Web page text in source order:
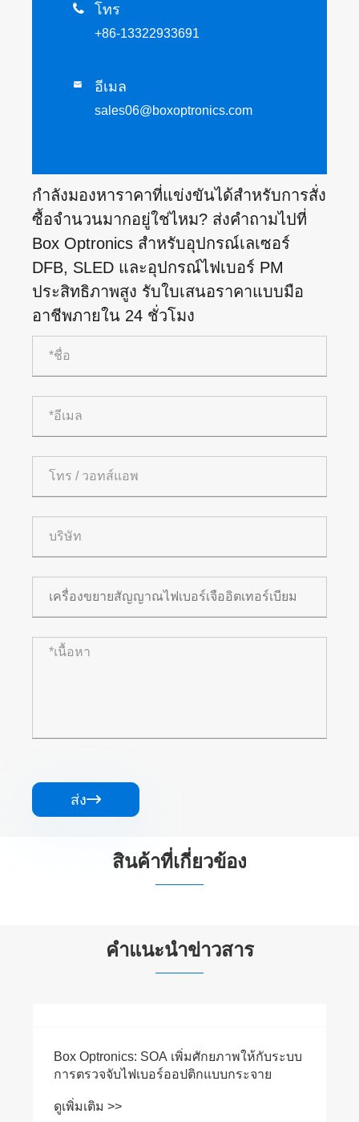
 โทร
+86-13322933691
 อีเมล
sales06@boxoptronics.com
กำลังมองหาราคาที่แข่งขันได้สำหรับการสั่ง
ซื้อจำนวนมากอยู่ใช่ไหม? ส่งคำถามไปที่
Box Optronics สำหรับอุปกรณ์เลเซอร์
DFB, SLED และอุปกรณ์ไฟเบอร์ PM
ประสิทธิภาพสูง รับใบเสนอราคาแบบมือ
อาชีพภายใน 24 ชั่วโมง
ส่ง
สินค้าที่เกี่ยวข้อง
คำแนะนำข่าวสาร